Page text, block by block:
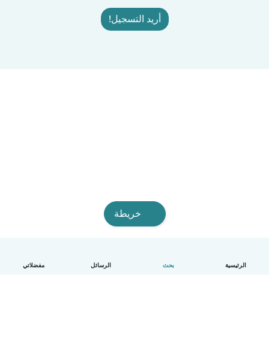
الرئيسية بحث الرسائل مفضلاتي
أريد التسجيل!
خريطة